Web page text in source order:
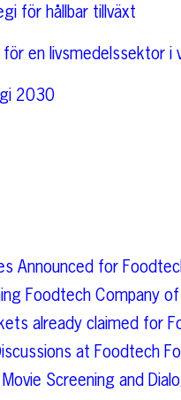
för hållbar tillväxt
en livsmedelssektor i
2030
Announced for
Foodtech Company of
already claimed for
at Foodtech
Screening and